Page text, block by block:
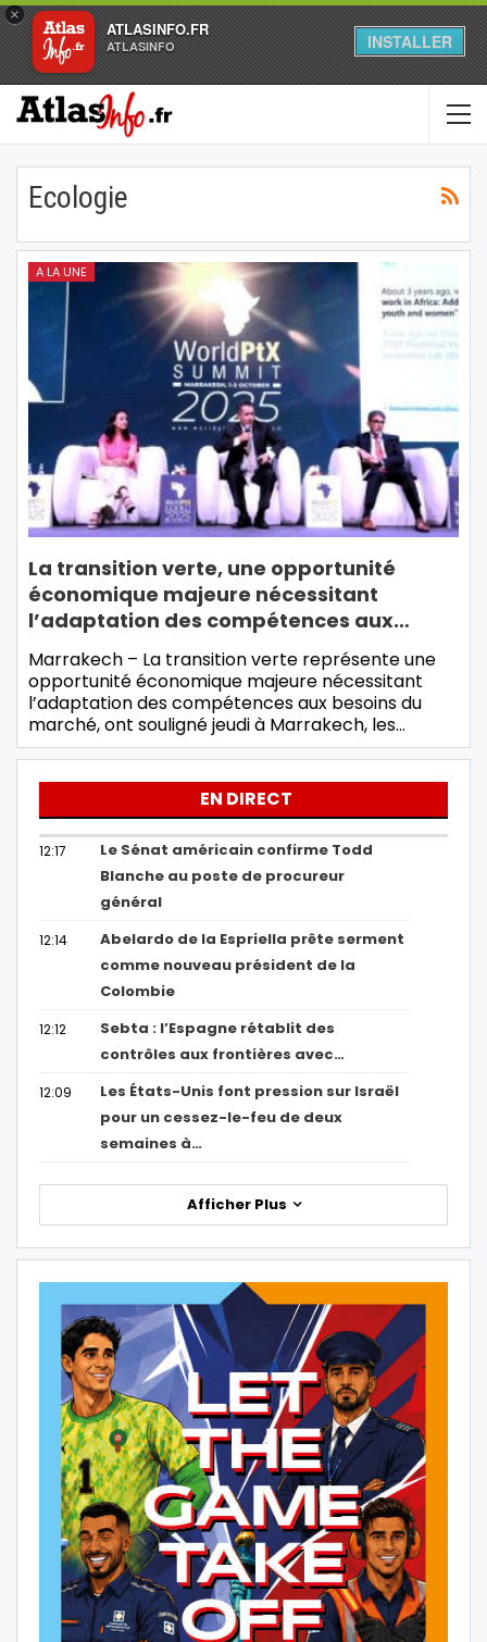
×
ATLASINFO.FR
ATLASINFO INSTALLER
Ecologie
A LA UNE
La transition verte, une opportunité
économique majeure nécessitant
l’adaptation des compétences aux…
Marrakech – La transition verte représente une
opportunité économique majeure nécessitant
l’adaptation des compétences aux besoins du
marché, ont souligné jeudi à Marrakech, les…
EN DIRECT
12:17
Le Sénat américain confirme Todd
Blanche au poste de procureur
général
12:14
Abelardo de la Espriella prête serment
comme nouveau président de la
Colombie
12:12
Sebta : l’Espagne rétablit des
contrôles aux frontières avec…
12:09
Les États-Unis font pression sur Israël
pour un cessez-le-feu de deux
semaines à…
Afficher Plus